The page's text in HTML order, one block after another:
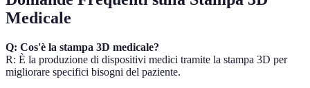
Medicale
Q: Cos'è la stampa 3D medicale?
R: È la produzione di dispositivi medici tramite la stampa 3D per
migliorare specifici bisogni del paziente.